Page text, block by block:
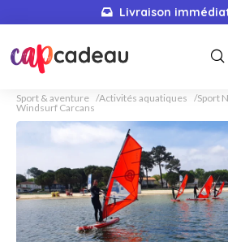
Livraison
Sport & aventure Activités aquatiques Sport
Windsurf Carcans